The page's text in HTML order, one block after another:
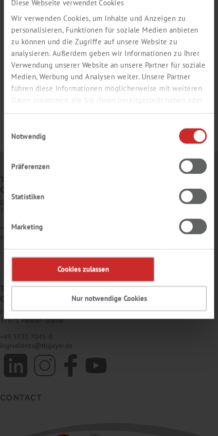
Diese Webseite verwendet Cookies
Wir verwenden Cookies, um Inhalte und Anzeigen zu
personalisieren, Funktionen für soziale Medien anbieten
zu können und die Zugriffe auf unsere Website zu
analysieren. Außerdem geben wir Informationen zu Ihrer
Verwendung unserer Website an unsere Partner für soziale
Medien, Werbung und Analysen weiter. Unsere Partner
führen diese Informationen möglicherweise mit weiteren
Daten zusammen, die Sie ihnen bereitgestellt haben oder
die sie im Rahmen Ihrer Nutzung der Dienste gesammelt
Notwendig
Präferenzen
Statistiken
Marketing
Cookies zulassen
Nur notwendige Cookies
TH. GEYER
GMBH & CO. KG
Dornierstr. 4–6
71272 Renningen
+49 7159 1637-0
sales
TH. GEYER INGREDIENTS
GMBH & CO. KG
Im Wesertal 11
37671 Höxter-Stahle
+49 5531 7045-0
ingredients@thgeyer.de
CONTACT